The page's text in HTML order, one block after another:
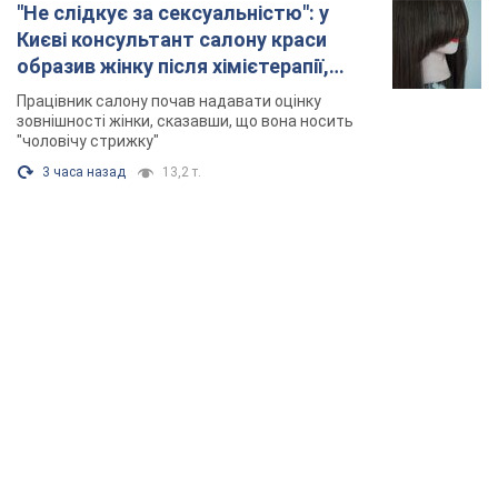
"Не слідкує за сексуальністю": у
Києві консультант салону краси
образив жінку після хімієтерапії,
розгорівся скандал. Фото
Працівник салону почав надавати оцінку
зовнішності жінки, сказавши, що вона носить
"чоловічу стрижку"
3 часа назад 13,2 т.